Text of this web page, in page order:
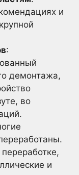
и
:
демонтажа,
во
и